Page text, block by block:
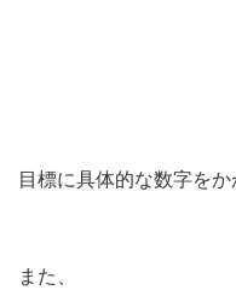
目標に具体的な数字をか
また、